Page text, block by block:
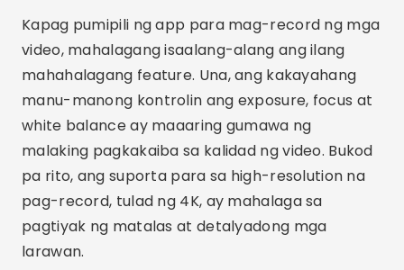
Ano ang mga pinakamahusay na app
para sa pag-record ng mga video?
Kabilang sa mga pinakamahusay na app para sa
pag-record ng mga video ang Filmic Pro, Adobe
Premiere Rush, Open Camera, ProCam 8 at
MAVIS. Nag-aalok ang bawat isa ng partikular na
functionality na maaaring umangkop sa iba't
ibang pangangailangan at istilo ng pagre-
record.